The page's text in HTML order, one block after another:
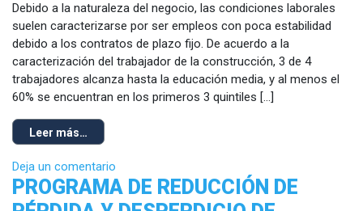
Debido a la naturaleza del negocio, las condiciones laborales
suelen caracterizarse por ser empleos con poca estabilidad
debido a los contratos de plazo fijo. De acuerdo a la
caracterización del trabajador de la construcción, 3 de 4
trabajadores alcanza hasta la educación media, y al menos el
60% se encuentran en los primeros 3 quintiles […]
Leer más…
Deja un comentario
PROGRAMA DE REDUCCIÓN DE